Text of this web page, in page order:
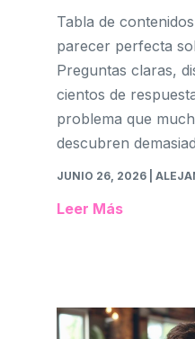
Tabla de
parecer perfecta
Preguntas claras,
cientos de
problema que
descubren
JUNIO 26, 2026 |
Leer Más